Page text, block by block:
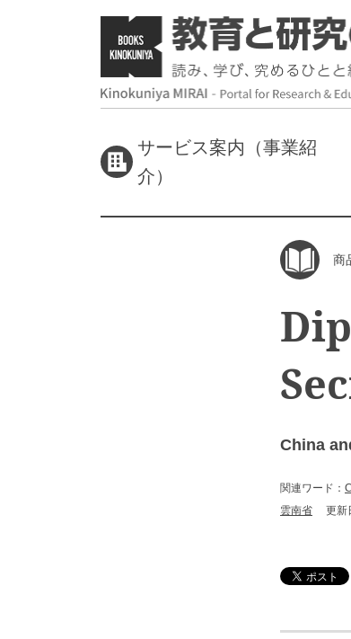
サービス案内（事業紹
介）
商
China
関連ワード：
雲南省
更新